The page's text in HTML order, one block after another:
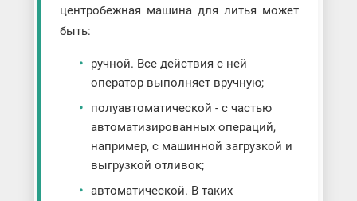
центробежная машина для литья может
быть:
ручной. Все действия с ней
оператор выполняет вручную;
полуавтоматической - с частью
автоматизированных операций,
например, с машинной загрузкой и
выгрузкой отливок;
автоматической. В таких